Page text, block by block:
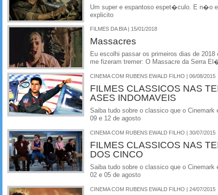
Um super e espantoso espet�culo. E n�o
explicito
FILMES DA BIA | 15/01/2018
Massacres
Eu escolhi passar os primeiros dias de
me fizeram tremer: O Massacre da Serra
CINEMA COM RUBENS EWALD FILHO | 06/08/2015
FILMES CLASSICOS NAS
ASES INDOMAVEIS
Saiba tudo sobre o classico que o
09 e 12 de agosto
CINEMA COM RUBENS EWALD FILHO | 30/07/2015
FILMES CLASSICOS NAS
DOS CINCO
Saiba tudo sobre o classico que o
02 e 05 de agosto
CINEMA COM RUBENS EWALD FILHO | 24/07/2015